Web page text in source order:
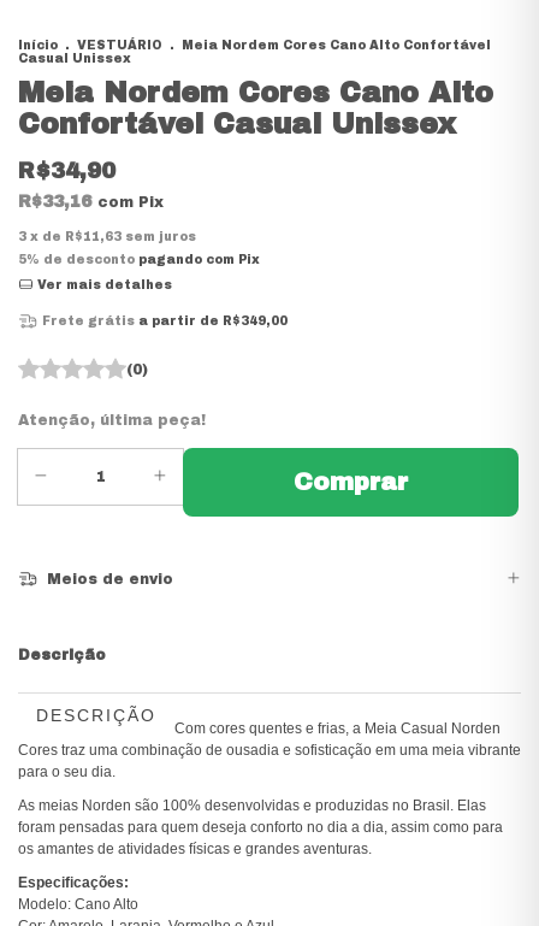
Início . VESTUÁRIO .
Meia Nordem Cores Cano Alto Confortável
Casual Unissex
Meia Nordem Cores Cano Alto
Confortável Casual Unissex
R$34,90
R$33,16 com Pix
3 x de R$11,63 sem juros
5% de desconto pagando com Pix
Ver mais detalhes
Frete grátis a partir de R$349,00
(0)
Atenção, última peça!
Meios de envio
Descrição
DESCRIÇÃO
Com cores quentes e frias, a Meia Casual Norden
Cores traz uma combinação de ousadia e sofisticação em uma meia vibrante
para o seu dia.
As meias Norden são 100% desenvolvidas e produzidas no Brasil. Elas
foram pensadas para quem deseja conforto no dia a dia, assim como para
os amantes de atividades físicas e grandes aventuras.
Especificações:
Modelo: Cano Alto